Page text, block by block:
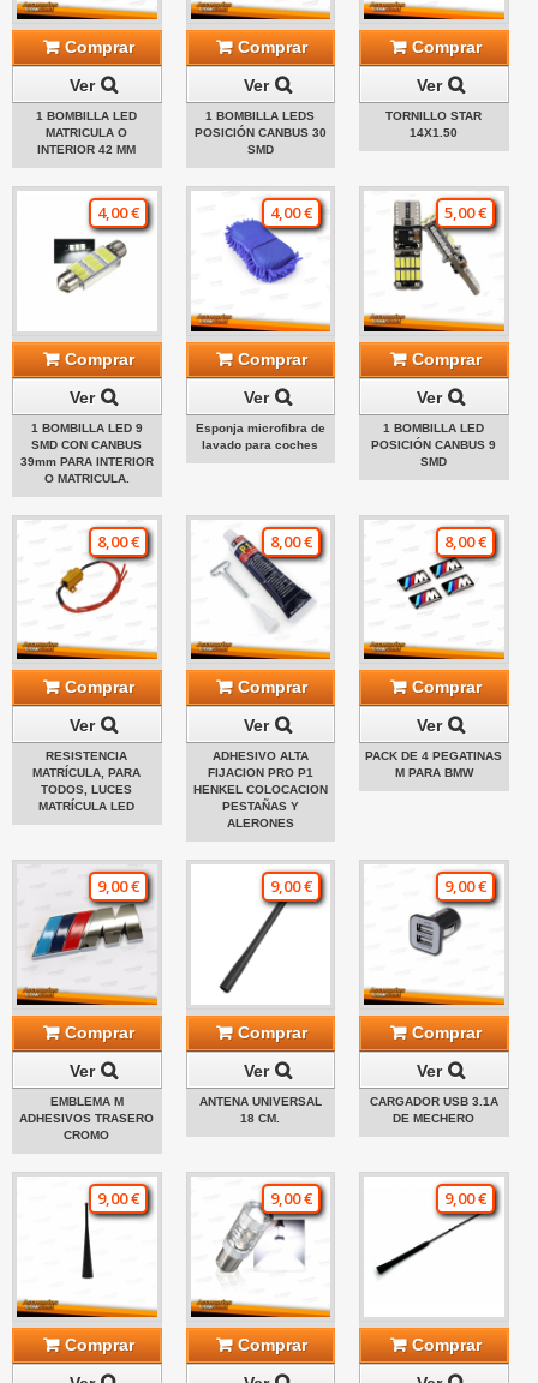
Comprar
Ver
1 BOMBILLA LED
MATRICULA O
INTERIOR 42 MM
Comprar
Ver
1 BOMBILLA LEDS
POSICIÓN CANBUS 30
SMD
Comprar
Ver
TORNILLO STAR
14X1.50
4,00 €
Comprar
Ver
1 BOMBILLA LED 9
SMD CON CANBUS
39mm PARA INTERIOR
O MATRICULA.
4,00 €
Comprar
Ver
Esponja microfibra de
lavado para coches
5,00 €
Comprar
Ver
1 BOMBILLA LED
POSICIÓN CANBUS 9
SMD
8,00 €
Comprar
Ver
RESISTENCIA
MATRÍCULA, PARA
TODOS, LUCES
MATRÍCULA LED
8,00 €
Comprar
Ver
ADHESIVO ALTA
FIJACION PRO P1
HENKEL COLOCACION
PESTAÑAS Y
ALERONES
8,00 €
Comprar
Ver
PACK DE 4 PEGATINAS
M PARA BMW
9,00 €
Comprar
Ver
EMBLEMA M
ADHESIVOS TRASERO
CROMO
9,00 €
Comprar
Ver
ANTENA UNIVERSAL
18 CM.
9,00 €
Comprar
Ver
CARGADOR USB 3.1A
DE MECHERO
9,00 €
Comprar
9,00 €
Comprar
9,00 €
Comprar